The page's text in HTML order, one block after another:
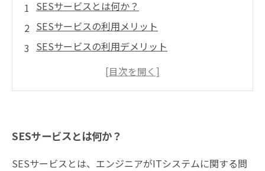
SESサービスとは何か？
SESサービスの利用メリット
SESサービスの利用デメリット
どのようなエンジニアに向いているか？
SESサービスとは何か？
SESサービスとは、エンジニアがITシステムに関する問